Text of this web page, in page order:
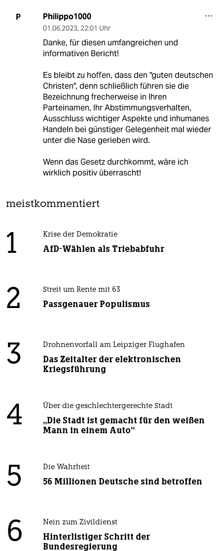
P Philippo1000
01.06.2023, 22:01 Uhr
Danke, für diesen umfangreichen und
informativen Bericht!
Es bleibt zu hoffen, dass den "guten deutschen
Christen", denn schließlich führen sie die
Bezeichnung frecherweise in Ihren
Parteinamen, Ihr Abstimmungsverhalten,
Ausschluss wichtiger Aspekte und inhumanes
Handeln bei günstiger Gelegenheit mal wieder
unter die Nase gerieben wird.
Wenn das Gesetz durchkommt, wäre ich
wirklich positiv überrascht!
meistkommentiert
1 Krise der Demokratie
AfD-Wählen als Triebabfuhr
2 Streit um Rente mit 63
Passgenauer Populismus
3 Drohnenvorfall am Leipziger Flughafen
Das Zeitalter der elektronischen
Kriegsführung
4 Über die geschlechtergerechte Stadt
„Die Stadt ist gemacht für den weißen
Mann in einem Auto“
5 Die Wahrheit
56 Millionen Deutsche sind betroffen
6 Nein zum Zivildienst
Hinterlistiger Schritt der
Bundesregierung